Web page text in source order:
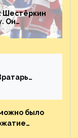
Шестёркин
Он
в Кадри
было